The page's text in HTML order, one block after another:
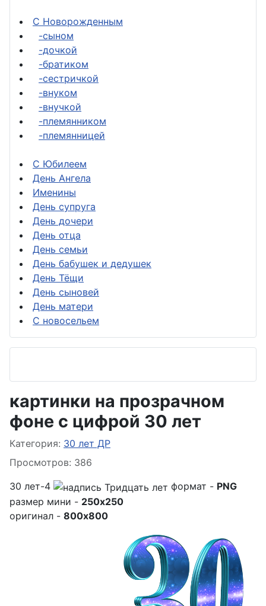
С Новорожденным
-сыном
-дочкой
-братиком
-сестричкой
-внуком
-внучкой
-племянником
-племянницей
С Юбилеем
День Ангела
Именины
День супруга
День дочери
День отца
День семьи
День бабушек и дедушек
День Тёщи
День сыновей
День матери
С новосельем
картинки на прозрачном
фоне с цифрой 30 лет
Информация о материале
Категория: 30 лет ДР
Просмотров: 386
30 лет-4
формат - PNG
размер мини - 250x250
оригинал - 800x800